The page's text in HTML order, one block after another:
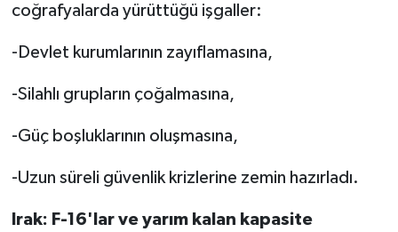
coğrafyalarda yürüttüğü işgaller:
-Devlet kurumlarının zayıflamasına,
-Silahlı grupların çoğalmasına,
-Güç boşluklarının oluşmasına,
-Uzun süreli güvenlik krizlerine zemin hazırladı.
Irak: F-16'lar ve yarım kalan kapasite